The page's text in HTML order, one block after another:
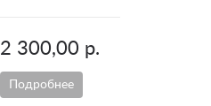
2 300,00 р.
Подробнее